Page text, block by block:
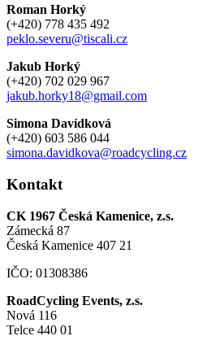
Roman Horký
(+420) 778 435 492
peklo.severu@tiscali.cz
Jakub Horký
(+420) 702 029 967
jakub.horky18@gmail.com
Simona Davídková
(+420) 603 586 044
simona.davidkova@roadcycling.cz
Kontakt
CK 1967 Česká Kamenice, z.s.
Zámecká 87
Česká Kamenice 407 21
IČO: 01308386
RoadCycling Events, z.s.
Nová 116
Telce 440 01